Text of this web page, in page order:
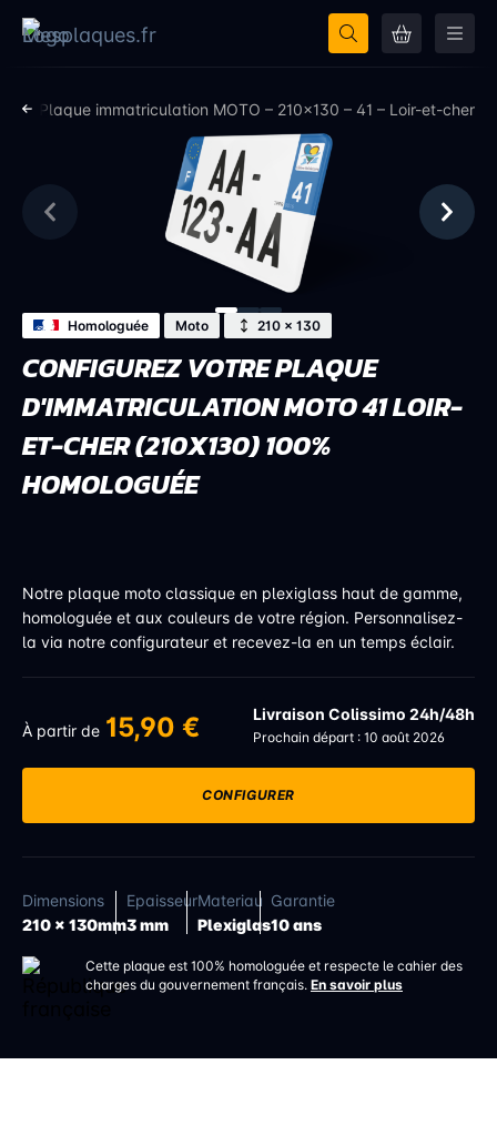
Plaque immatriculation MOTO – 210×130 – 41 – Loir-et-cher
Homologuée Moto 210 × 130
CONFIGUREZ VOTRE PLAQUE
D'IMMATRICULATION MOTO 41 LOIR-
ET-CHER (210X130) 100%
HOMOLOGUÉE
Notre plaque moto classique en plexiglass haut de gamme,
homologuée et aux couleurs de votre région. Personnalisez-
la via notre configurateur et recevez-la en un temps éclair.
À partir de 15,90 € Livraison Colissimo 24h/48h
Prochain départ : 10 août 2026
CONFIGURER
Dimensions
210 x 130mm
Epaisseur
3 mm
Materiau
Plexiglas
Garantie
10 ans
Cette plaque est 100% homologuée et respecte le cahier des
charges du gouvernement français. En savoir plus